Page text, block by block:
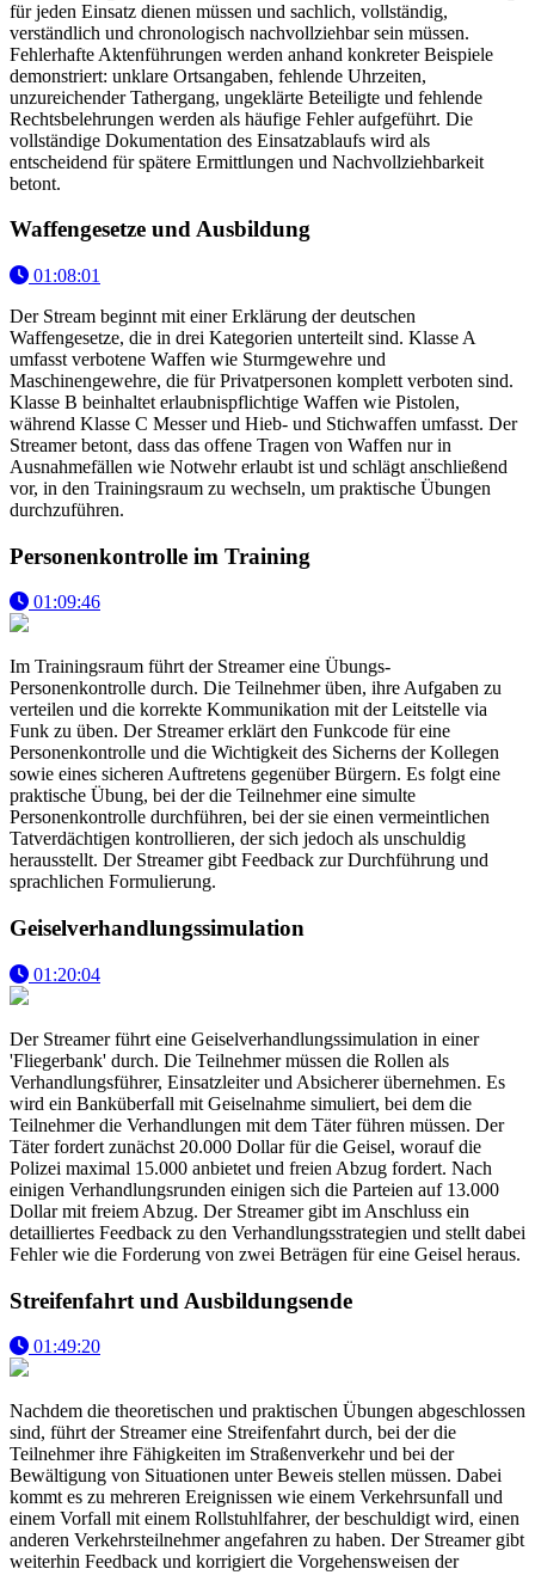
für jeden Einsatz dienen müssen und sachlich, vollständig,
verständlich und chronologisch nachvollziehbar sein müssen.
Fehlerhafte Aktenführungen werden anhand konkreter Beispiele
demonstriert: unklare Ortsangaben, fehlende Uhrzeiten,
unzureichender Tathergang, ungeklärte Beteiligte und fehlende
Rechtsbelehrungen werden als häufige Fehler aufgeführt. Die
vollständige Dokumentation des Einsatzablaufs wird als
entscheidend für spätere Ermittlungen und Nachvollziehbarkeit
betont.
Waffengesetze und Ausbildung
01:08:01
Der Stream beginnt mit einer Erklärung der deutschen
Waffengesetze, die in drei Kategorien unterteilt sind. Klasse A
umfasst verbotene Waffen wie Sturmgewehre und
Maschinengewehre, die für Privatpersonen komplett verboten sind.
Klasse B beinhaltet erlaubnispflichtige Waffen wie Pistolen,
während Klasse C Messer und Hieb- und Stichwaffen umfasst. Der
Streamer betont, dass das offene Tragen von Waffen nur in
Ausnahmefällen wie Notwehr erlaubt ist und schlägt anschließend
vor, in den Trainingsraum zu wechseln, um praktische Übungen
durchzuführen.
Personenkontrolle im Training
01:09:46
Im Trainingsraum führt der Streamer eine Übungs-
Personenkontrolle durch. Die Teilnehmer üben, ihre Aufgaben zu
verteilen und die korrekte Kommunikation mit der Leitstelle via
Funk zu üben. Der Streamer erklärt den Funkcode für eine
Personenkontrolle und die Wichtigkeit des Sicherns der Kollegen
sowie eines sicheren Auftretens gegenüber Bürgern. Es folgt eine
praktische Übung, bei der die Teilnehmer eine simulte
Personenkontrolle durchführen, bei der sie einen vermeintlichen
Tatverdächtigen kontrollieren, der sich jedoch als unschuldig
herausstellt. Der Streamer gibt Feedback zur Durchführung und
sprachlichen Formulierung.
Geiselverhandlungssimulation
01:20:04
Der Streamer führt eine Geiselverhandlungssimulation in einer
'Fliegerbank' durch. Die Teilnehmer müssen die Rollen als
Verhandlungsführer, Einsatzleiter und Absicherer übernehmen. Es
wird ein Banküberfall mit Geiselnahme simuliert, bei dem die
Teilnehmer die Verhandlungen mit dem Täter führen müssen. Der
Täter fordert zunächst 20.000 Dollar für die Geisel, worauf die
Polizei maximal 15.000 anbietet und freien Abzug fordert. Nach
einigen Verhandlungsrunden einigen sich die Parteien auf 13.000
Dollar mit freiem Abzug. Der Streamer gibt im Anschluss ein
detailliertes Feedback zu den Verhandlungsstrategien und stellt dabei
Fehler wie die Forderung von zwei Beträgen für eine Geisel heraus.
Streifenfahrt und Ausbildungsende
01:49:20
Nachdem die theoretischen und praktischen Übungen abgeschlossen
sind, führt der Streamer eine Streifenfahrt durch, bei der die
Teilnehmer ihre Fähigkeiten im Straßenverkehr und bei der
Bewältigung von Situationen unter Beweis stellen müssen. Dabei
kommt es zu mehreren Ereignissen wie einem Verkehrsunfall und
einem Vorfall mit einem Rollstuhlfahrer, der beschuldigt wird, einen
anderen Verkehrsteilnehmer angefahren zu haben. Der Streamer gibt
weiterhin Feedback und korrigiert die Vorgehensweisen der